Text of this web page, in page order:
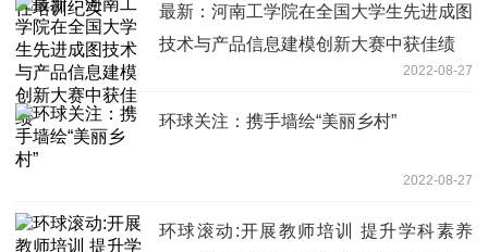
最新：河南工学院在全国大学生先进成图
技术与产品信息建模创新大赛中获佳绩
2022-08-27
环球关注：携手墙绘“美丽乡村”
2022-08-27
环球滚动:开展教师培训 提升学科素养